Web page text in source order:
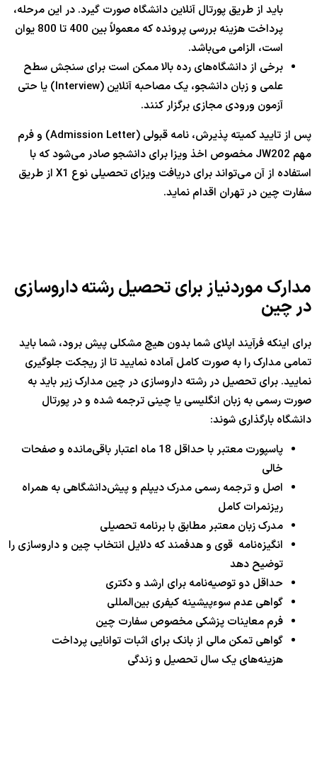
باید از طریق پورتال آنلاین دانشگاه صورت گیرد. در این مرحله،
پرداخت هزینه بررسی پرونده که معمولاً بین 400 تا 800 یوان
است، الزامی می‌باشد.
برخی از دانشگاه‌های رده بالا ممکن است برای سنجش سطح
علمی و زبان دانشجو، یک مصاحبه آنلاین (Interview) یا حتی
آزمون ورودی مجازی برگزار کنند.
پس از تایید کمیته پذیرش، نامه قبولی (Admission Letter) و فرم
مهم JW202 مخصوص اخذ ویزا برای دانشجو صادر می‌شود که با
استفاده از آن می‌تواند برای دریافت ویزای تحصیلی نوع X1 از طریق
سفارت چین در تهران اقدام نماید.
مدارک موردنیاز برای تحصیل رشته داروسازی
در چین
برای اینکه فرآیند اپلای شما بدون هیچ مشکلی پیش برود، شما باید
تمامی مدارک را به صورت کامل آماده نمایید تا از ریجکت جلوگیری
نمایید. برای تحصیل در رشته داروسازی در چین مدارک زیر باید به
صورت رسمی به زبان انگلیسی یا چینی ترجمه شده و در پورتال
دانشگاه بارگذاری شوند:
پاسپورت معتبر با حداقل 18 ماه اعتبار باقی‌مانده و صفحات
خالی
اصل و ترجمه رسمی مدرک دیپلم و پیش‌دانشگاهی به همراه
ریزنمرات کامل
مدرک زبان معتبر مطابق با برنامه تحصیلی
انگیزه‌نامه قوی و هدفمند که دلایل انتخاب چین و داروسازی را
توضیح دهد
حداقل دو توصیه‌نامه برای ارشد و دکتری
گواهی عدم سوءپیشینه کیفری بین‌المللی
فرم معاینات پزشکی مخصوص سفارت چین
گواهی تمکن مالی از بانک برای اثبات توانایی پرداخت
هزینه‌های یک سال تحصیل و زندگی